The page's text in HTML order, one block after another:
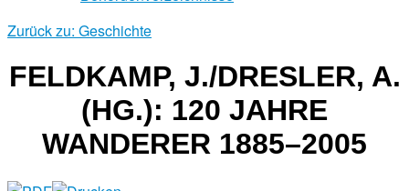
Zurück zu: Geschichte
FELDKAMP, J./DRESLER, A.
(HG.): 120 JAHRE
WANDERER 1885–2005